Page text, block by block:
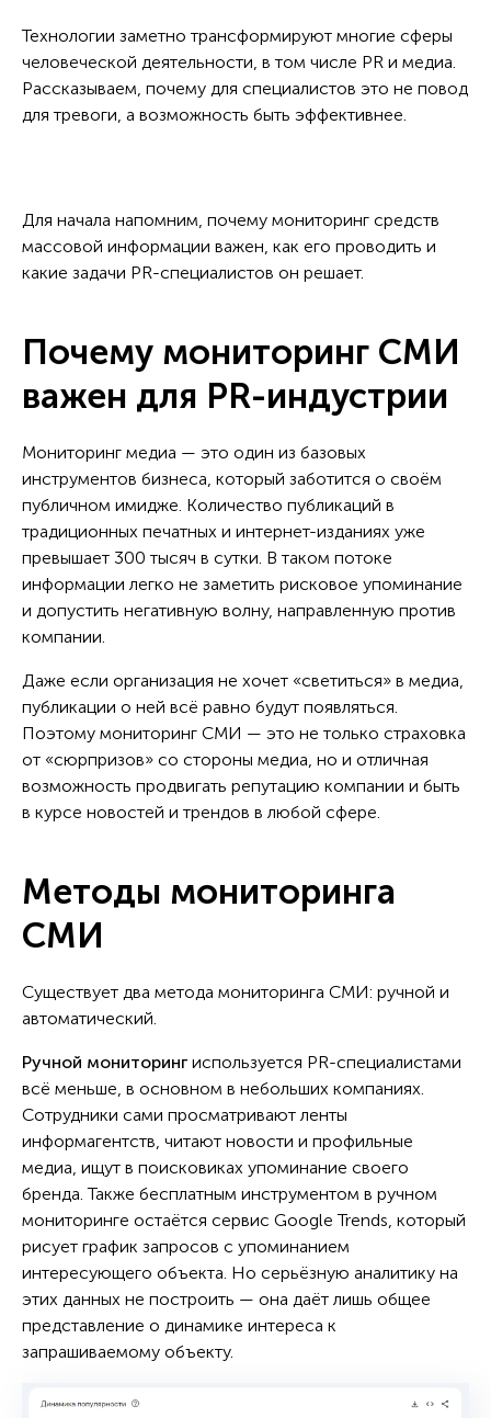
Технологии заметно трансформируют многие сферы
человеческой деятельности, в том числе PR и медиа.
Рассказываем, почему для специалистов это не повод
для тревоги, а возможность быть эффективнее.
Для начала напомним, почему мониторинг средств
массовой информации важен, как его проводить и
какие задачи PR-специалистов он решает.
Почему мониторинг СМИ
важен для PR-индустрии
Мониторинг медиа — это один из базовых
инструментов бизнеса, который заботится о своём
публичном имидже. Количество публикаций в
традиционных печатных и интернет-изданиях уже
превышает 300 тысяч в сутки. В таком потоке
информации легко не заметить рисковое упоминание
и допустить негативную волну, направленную против
компании.
Даже если организация не хочет «светиться» в медиа,
публикации о ней всё равно будут появляться.
Поэтому мониторинг СМИ — это не только страховка
от «сюрпризов» со стороны медиа, но и отличная
возможность продвигать репутацию компании и быть
в курсе новостей и трендов в любой сфере.
Методы мониторинга
СМИ
Существует два метода мониторинга СМИ: ручной и
автоматический.
Ручной мониторинг используется PR-специалистами
всё меньше, в основном в небольших компаниях.
Сотрудники сами просматривают ленты
информагентств, читают новости и профильные
медиа, ищут в поисковиках упоминание своего
бренда. Также бесплатным инструментом в ручном
мониторинге остаётся сервис Google Trends, который
рисует график запросов с упоминанием
интересующего объекта. Но серьёзную аналитику на
этих данных не построить — она даёт лишь общее
представление о динамике интереса к
запрашиваемому объекту.